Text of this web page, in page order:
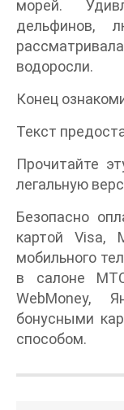
морей.
дельфинов,
водоросли.
Конец
Текст
Прочитайте эту
легальную
Безопасно
картой Visa,
мобильного
в салоне
WebMoney,
бонусными
способом.